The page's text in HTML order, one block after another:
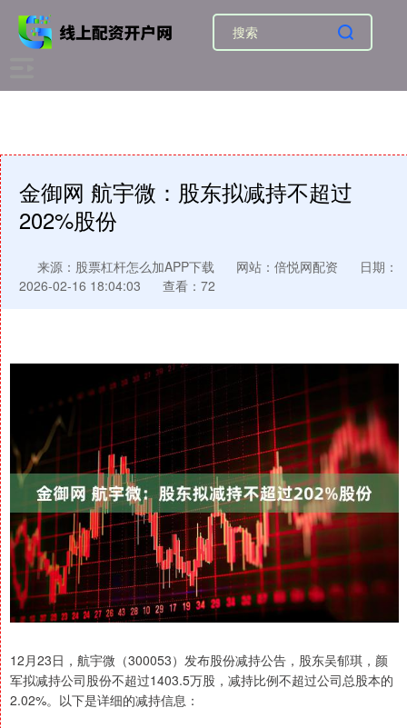
金御网 航宇微：股东拟减持不超过
202%股份
来源：股票杠杆怎么加APP下载 网站：倍悦网配资
日期：
2026-02-16 18:04:03
查看：72
12月23日，航宇微（300053）发布股份减持公告，股东吴郁琪，颜
军拟减持公司股份不超过1403.5万股，减持比例不超过公司总股本的
2.02%。以下是详细的减持信息：